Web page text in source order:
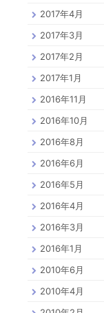
2017年4月
2017年3月
2017年2月
2017年1月
2016年11月
2016年10月
2016年8月
2016年6月
2016年5月
2016年4月
2016年3月
2016年1月
2010年6月
2010年4月